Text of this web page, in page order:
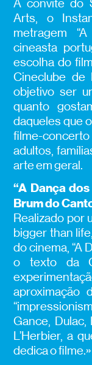
A convite do
Arts, o
metragem
cineasta
escolha do
Cineclube de
objetivo ser
quanto
daqueles que
filme-concerto
adultos,
arte em geral.
“A Dança
Brum do
Realizado por
bigger than
do cinema, “A
o texto da
aproximação
Gance,
L’Herbier, a
dedica o filme.»